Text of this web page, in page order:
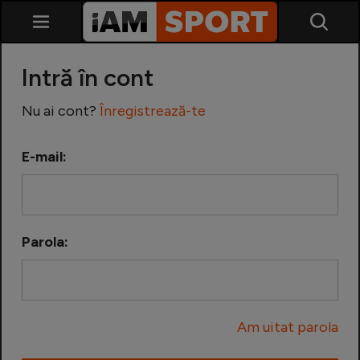
Echipa Națională
Intră în cont
Nu ai cont? Înregistrează-te
E-mail:
Parola:
Am uitat parola